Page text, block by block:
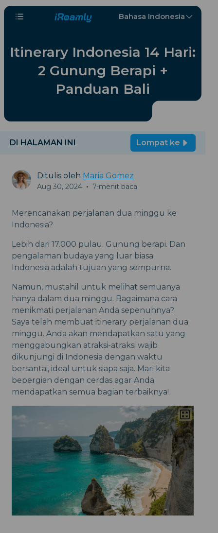
Bahasa Indonesia
Itinerary Indonesia 14 Hari:
2 Gunung Berapi +
Panduan Bali
DI HALAMAN INI Lompat ke
Ditulis oleh Maria Gomez
Aug 30, 2024 • 7-menit baca
Merencanakan perjalanan dua minggu ke
Indonesia?
Lebih dari 17.000 pulau. Gunung berapi. Dan
pengalaman budaya yang luar biasa.
Indonesia adalah tujuan yang sempurna.
Namun, mustahil untuk melihat semuanya
hanya dalam dua minggu. Bagaimana cara
menikmati perjalanan Anda sepenuhnya?
Saya telah membuat itinerary perjalanan dua
minggu. Anda akan mendapatkan satu yang
menggabungkan atraksi-atraksi wajib
dikunjungi di Indonesia dengan waktu
bersantai, ideal untuk siapa saja. Mari kita
bepergian dengan cerdas agar Anda
mendapatkan semua bagian terbaiknya!